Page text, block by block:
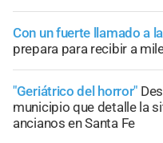
Con un fuerte llamado a
prepara para recibir a
"Geriátrico del horror"
municipio que detalle la
ancianos en Santa Fe